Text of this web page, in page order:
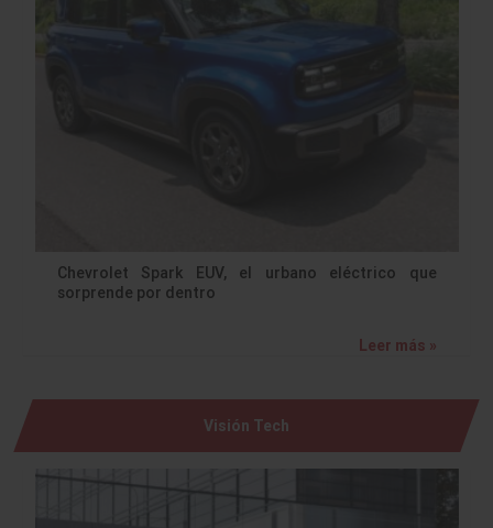
Chevrolet Spark EUV, el urbano eléctrico que
sorprende por dentro
Leer más »
Visión Tech